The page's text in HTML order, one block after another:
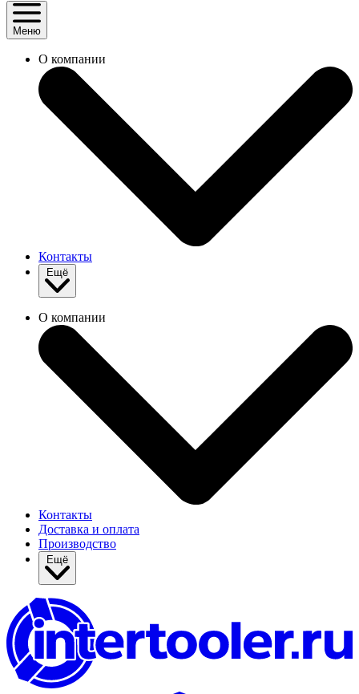
Меню
О компании
Контакты
О компании
Контакты
Доставка и оплата
Производство